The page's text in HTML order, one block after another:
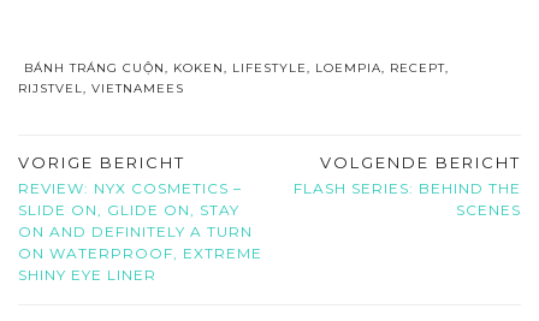
BÁNH TRÁNG CUỘN, KOKEN, LIFESTYLE, LOEMPIA, RECEPT,
RIJSTVEL, VIETNAMEES
VORIGE BERICHT
REVIEW: NYX COSMETICS –
SLIDE ON, GLIDE ON, STAY
ON AND DEFINITELY A TURN
ON WATERPROOF, EXTREME
SHINY EYE LINER
VOLGENDE BERICHT
FLASH SERIES: BEHIND THE
SCENES